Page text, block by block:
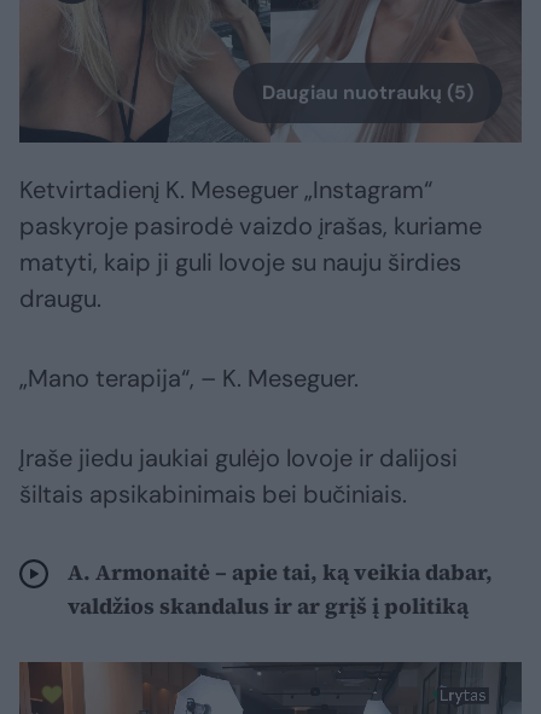
Daugiau nuotraukų (5)
Ketvirtadienį K. Meseguer „Instagram“
paskyroje pasirodė vaizdo įrašas, kuriame
matyti, kaip ji guli lovoje su nauju širdies
draugu.
„Mano terapija“, – K. Meseguer.
Įraše jiedu jaukiai gulėjo lovoje ir dalijosi
šiltais apsikabinimais bei bučiniais.
A. Armonaitė – apie tai, ką veikia dabar,
valdžios skandalus ir ar grįš į politiką